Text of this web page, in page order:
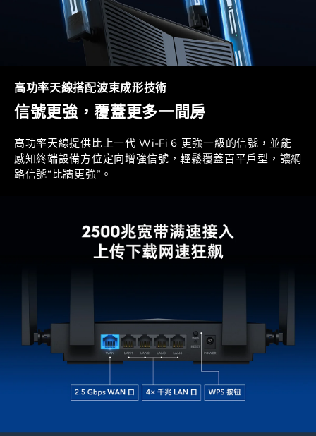
高功率天線搭配波束成形技術
信號更強，覆蓋更多一間房
高功率天線提供比上一代 Wi-Fi 6 更強一級的信號，並能
感知終端設備方位定向增強信號，輕鬆覆蓋百平戶型，讓網
路信號“比牆更強”。